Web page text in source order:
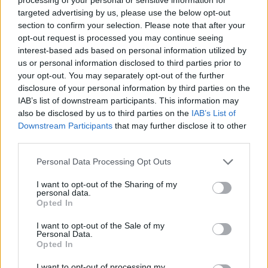
targeted advertising by us, please use the below opt-out
section to confirm your selection. Please note that after your
opt-out request is processed you may continue seeing
interest-based ads based on personal information utilized by
us or personal information disclosed to third parties prior to
your opt-out. You may separately opt-out of the further
disclosure of your personal information by third parties on the
IAB’s list of downstream participants. This information may
also be disclosed by us to third parties on the IAB’s List of
Downstream Participants that may further disclose it to other
Personal Data Processing Opt Outs
I want to opt-out of the Sharing of my
personal data.
Opted In
I want to opt-out of the Sale of my
Personal Data.
Opted In
ADV
ALTRE NOTIZIE DI BUSTO ARSIZIO